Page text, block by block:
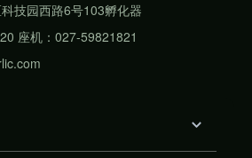
技园西路6号103孵化器
座机：027-59821821